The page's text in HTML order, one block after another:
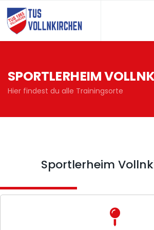
SPORTLERHEIM
Hier findest du alle Trainingsorte
Sportlerheim